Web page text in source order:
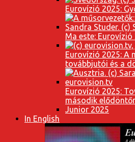
Eurovízió 2025:
Ma este: Eurovízió
Eurovízió 2025: A
továbbjutói és a
Eurovízió 2025:
második
Junior 2025
In English